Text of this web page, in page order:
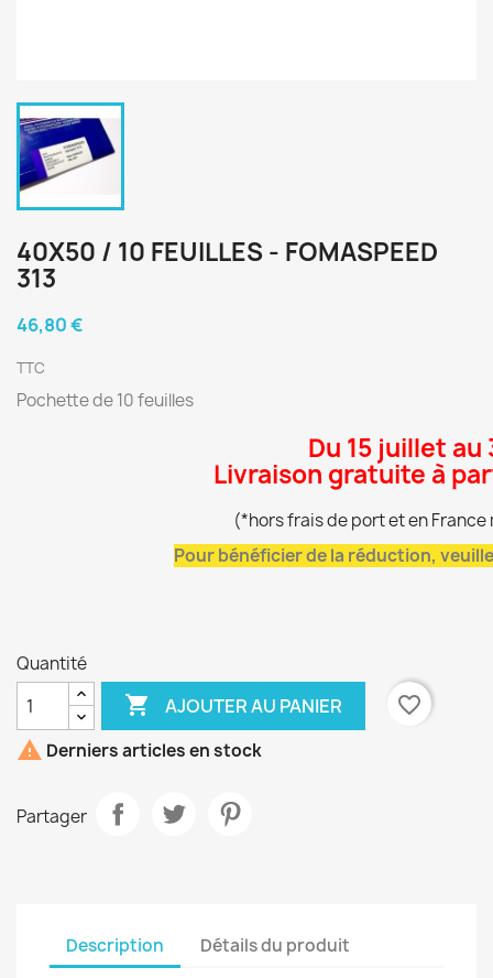
40X50 / 10 FEUILLES - FOMASPEED
313
46,80 €
TTC
Pochette de 10 feuilles
Du 15 juillet au
Livraison gratuite à
(*hors frais de port et en
Pour bénéficier de la réduction,
Quantité
 AJOUTER AU PANIER
favorite_border
 Derniers articles en stock
Partager
Description Détails du produit